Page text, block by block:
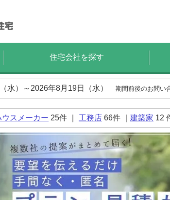
住宅会社を探す
水）～2026年8月19日（水） 期間前後のお問い
ウスメーカー 25件 ｜ 工務店 66件 ｜ 建築家 12